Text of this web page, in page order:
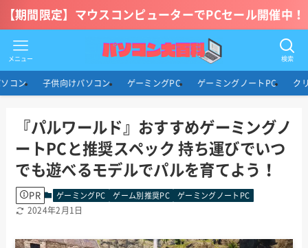
【期間限定】マウスコンピューターでPCセール開催中！
検索
メニュー
コン 子供向けパソコン ゲーミングPC ゲーミングノートPC ク
『パルワールド』おすすめゲーミングノ
ートPCと推奨スペック 持ち運びでいつ
でも遊べるモデルでパルを育てよう！
PR ゲーミングPC ゲーム別推奨PC ゲーミングノートPC
2024年2月1日